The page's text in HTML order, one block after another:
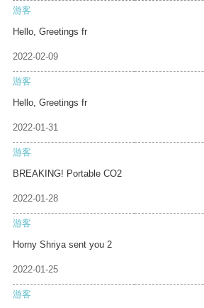
游客
Hello, Greetings fr
2022-02-09
游客
Hello, Greetings fr
2022-01-31
游客
BREAKING! Portable CO2
2022-01-28
游客
Horny Shriya sent you 2
2022-01-25
游客